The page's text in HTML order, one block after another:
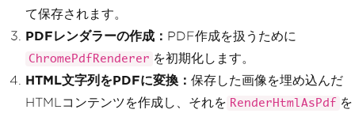
て保存されます。
PDFレンダラーの作成： PDF作成を扱うために
ChromePdfRenderer を初期化します。
HTML文字列をPDFに変換： 保存した画像を埋め込んだ
HTMLコンテンツを作成し、それを RenderHtmlAsPdf を